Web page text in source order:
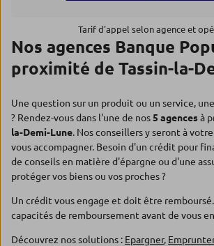
Tarif d'appel selon agence et
Nos agences Banque
proximité de Tassin-la-
Une question sur un produit ou un service,
? Rendez-vous dans l'une de nos5 agencesà
la-Demi-Lune. Nos conseillers y seront à
vous accompagner. Besoin d'un crédit pour
de conseils en matière d'épargne ou d'une
protéger vos biens ou vos proches ?
Un crédit vous engage et doit être
capacités de remboursement avant de vous
Découvrez nos solutions : Epargner, Emprunter